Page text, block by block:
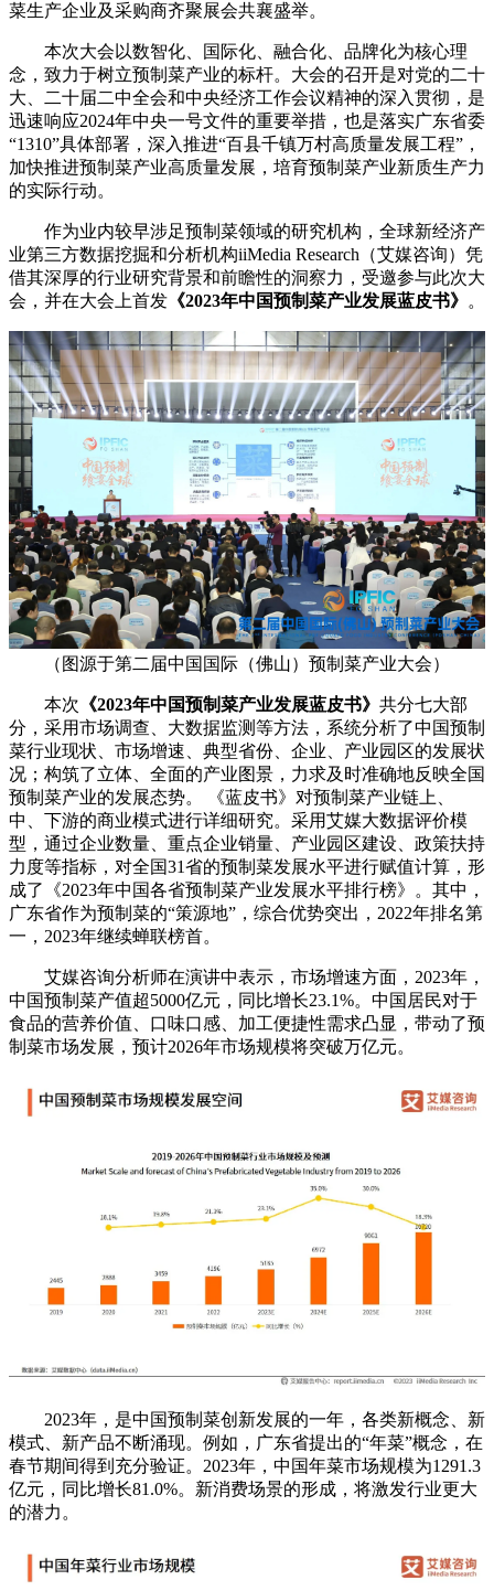
菜生产企业及采购商齐聚展会共襄盛举。
本次大会以数智化、国际化、融合化、品牌化为核心理
念，致力于树立预制菜产业的标杆。大会的召开是对党的二十
大、二十届二中全会和中央经济工作会议精神的深入贯彻，是
迅速响应2024年中央一号文件的重要举措，也是落实广东省委
“1310”具体部署，深入推进“百县千镇万村高质量发展工程”，
加快推进预制菜产业高质量发展，培育预制菜产业新质生产力
的实际行动。
作为业内较早涉足预制菜领域的研究机构，全球新经济产
业第三方数据挖掘和分析机构iiMedia Research（艾媒咨询）凭
借其深厚的行业研究背景和前瞻性的洞察力，受邀参与此次大
会，并在大会上首发 《2023年中国预制菜产业发展蓝皮书》 。
（图源于第二届中国国际（佛山）预制菜产业大会）
本次 《2023年中国预制菜产业发展蓝皮书》 共分七大部
分，采用市场调查、大数据监测等方法，系统分析了中国预制
菜行业现状、市场增速、典型省份、企业、产业园区的发展状
况；构筑了立体、全面的产业图景，力求及时准确地反映全国
预制菜产业的发展态势。 《蓝皮书》对预制菜产业链上、
中、下游的商业模式进行详细研究。采用艾媒大数据评价模
型，通过企业数量、重点企业销量、产业园区建设、政策扶持
力度等指标，对全国31省的预制菜发展水平进行赋值计算，形
成了《2023年中国各省预制菜产业发展水平排行榜》。其中，
广东省作为预制菜的“策源地”，综合优势突出，2022年排名第
一，2023年继续蝉联榜首。
艾媒咨询分析师在演讲中表示，市场增速方面，2023年，
中国预制菜产值超5000亿元，同比增长23.1%。中国居民对于
食品的营养价值、口味口感、加工便捷性需求凸显，带动了预
制菜市场发展，预计2026年市场规模将突破万亿元。
2023年，是中国预制菜创新发展的一年，各类新概念、新
模式、新产品不断涌现。例如，广东省提出的“年菜”概念，在
春节期间得到充分验证。2023年，中国年菜市场规模为1291.3
亿元，同比增长81.0%。新消费场景的形成，将激发行业更大
的潜力。